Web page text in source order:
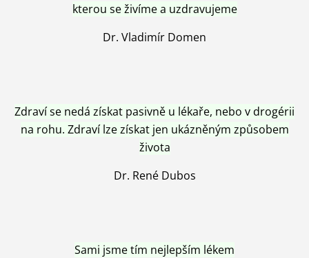
kterou se živíme a uzdravujeme
Dr. Vladimír Domen
Zdraví se nedá získat pasivně u lékaře, nebo v drogérii
na rohu. Zdraví lze získat jen ukázněným způsobem
života
Dr. René Dubos
Sami jsme tím nejlepším lékem